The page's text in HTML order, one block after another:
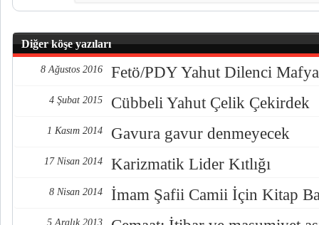
Diğer köşe yazıları
8 Ağustos 2016 Fetö/PDY Yahut Dilenci
4 Şubat 2015 Cübbeli Yahut Çelik Çekirdek
1 Kasım 2014 Gavura gavur denmeyecek
17 Nisan 2014 Karizmatik Lider Kıtlığı
8 Nisan 2014 İmam Şafii Camii İçin Kitap
5 Aralık 2013